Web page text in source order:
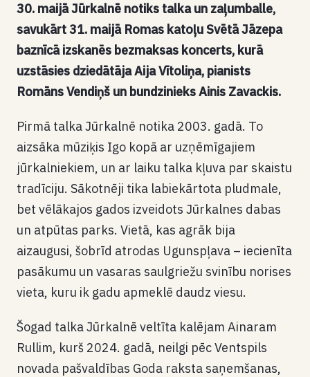
30. maijā Jūrkalnē notiks talka un zaļumballe,
savukārt 31. maijā Romas katoļu Svētā Jāzepa
baznīcā izskanēs bezmaksas koncerts, kurā
uzstāsies dziedātāja Aija Vītoliņa, pianists
Romāns Vendiņš un bundzinieks Ainis Zavackis.
Pirmā talka Jūrkalnē notika 2003. gadā. To
aizsāka mūziķis Igo kopā ar uzņēmīgajiem
jūrkalniekiem, un ar laiku talka kļuva par skaistu
tradīciju. Sākotnēji tika labiekārtota pludmale,
bet vēlākajos gados izveidots Jūrkalnes dabas
un atpūtas parks. Vietā, kas agrāk bija
aizaugusi, šobrīd atrodas Ugunspļava – iecienīta
pasākumu un vasaras saulgriežu svinību norises
vieta, kuru ik gadu apmeklē daudz viesu.
Šogad talka Jūrkalnē veltīta kalējam Ainaram
Rullim, kurš 2024. gadā, neilgi pēc Ventspils
novada pašvaldības Goda raksta saņemšanas,